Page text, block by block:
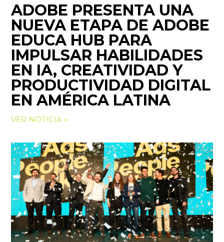
ADOBE PRESENTA UNA
NUEVA ETAPA DE ADOBE
EDUCA HUB PARA
IMPULSAR HABILIDADES
EN IA, CREATIVIDAD Y
PRODUCTIVIDAD DIGITAL
EN AMÉRICA LATINA
VER NOTICIA »